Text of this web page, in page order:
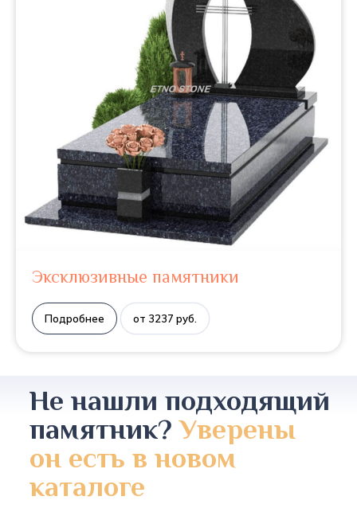
Эксклюзивные памятники
Подробнее от 3237 руб.
Не нашли подходящий
памятник?Уверены
он есть в новом
каталоге